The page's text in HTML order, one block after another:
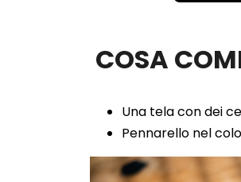
COSA
Una tela con dei
Pennarello nel